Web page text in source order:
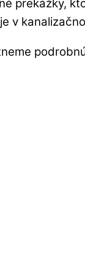
prekážky,
v